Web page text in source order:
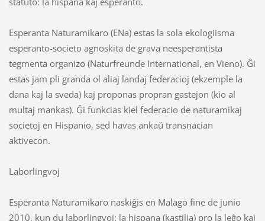
Esperanta Naturamikaro (ENa) estas la sola ekologiisma
esperanto-societo agnoskita de grava neesperantista
tegmenta organizo (Naturfreunde International, en Vieno). Ĝi
estas jam pli granda ol aliaj landaj federacioj (ekzemple la
dana kaj la sveda) kaj proponas propran gastejon (kio al
multaj mankas). Ĝi funkcias kiel federacio de naturamikaj
societoj en Hispanio, sed havas ankaŭ transnacian
aktivecon.
Laborlingvoj
Esperanta Naturamikaro naskiĝis en Malago fine de junio
2010, kun du laborlingvoj: la hispana (kastilia) pro la leĝo kaj